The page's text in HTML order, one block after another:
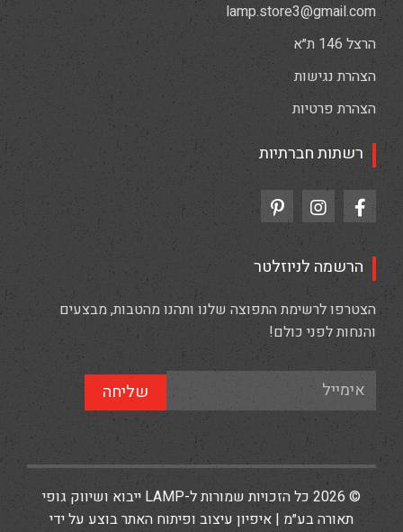
lamp.store3@gmail.com
הרצל 146 ת״א
הצהרת נגישות
הצהרת פרטיות
רשתות חברתיות
הרשמה לניוזלטר
הצטרפו לרשימת התפוצה שלנו ותהנו מהטבות, מבצעים
והנחות לפני כולם!
שליחה
© 2026 כל הזכויות שמורות ל-LAMP ייבוא ושיווק גופי
תאורה בע״מ | איפיון עיצוב ופיתוח האתר בוצע על ידי